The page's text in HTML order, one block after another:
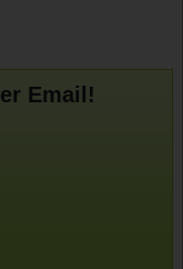
Email!